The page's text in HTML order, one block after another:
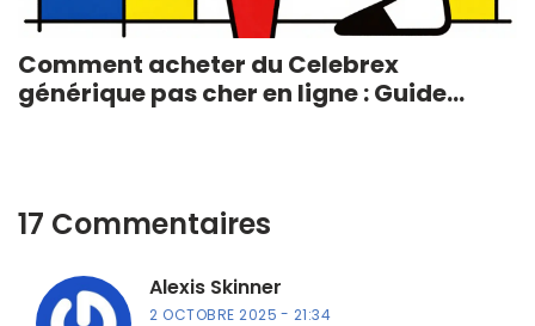
Comment acheter du Celebrex
générique pas cher en ligne : Guide
17 Commentaires
Alexis Skinner
2 OCTOBRE 2025 21:34